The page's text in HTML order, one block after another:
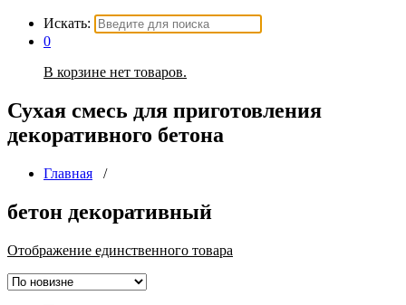
Искать:
0
В корзине нет товаров.
Сухая смесь для приготовления
декоративного бетона
Главная /
бетон декоративный
Отображение единственного товара